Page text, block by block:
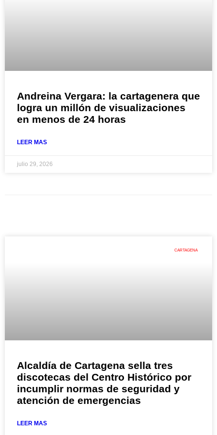
Andreina Vergara: la cartagenera que
logra un millón de visualizaciones
en menos de 24 horas
LEER MAS
julio 29, 2026
CARTAGENA
Alcaldía de Cartagena sella tres
discotecas del Centro Histórico por
incumplir normas de seguridad y
atención de emergencias
LEER MAS